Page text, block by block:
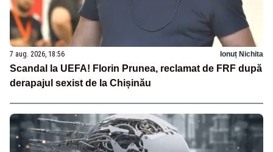
7 aug. 2026, 18:56 Ionuț Nichita
Scandal la UEFA! Florin Prunea, reclamat de FRF după
derapajul sexist de la Chișinău